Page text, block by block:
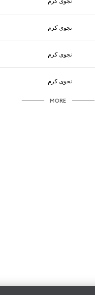
نجوى كرم
نجوى كرم
نجوى كرم
MORE